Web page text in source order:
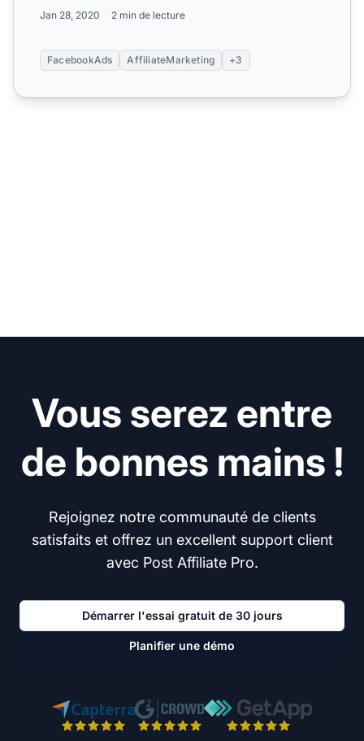
Jan 28, 2020 2 min de lecture
FacebookAds AffiliateMarketing +3
Vous serez entre
de bonnes mains !
Rejoignez notre communauté de clients
satisfaits et offrez un excellent support client
avec Post Affiliate Pro.
Démarrer l'essai gratuit de 30 jours
Planifier une démo